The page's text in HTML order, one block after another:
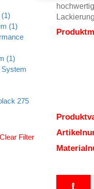
(1)
(1)
(1)
System
275
Clear Filter